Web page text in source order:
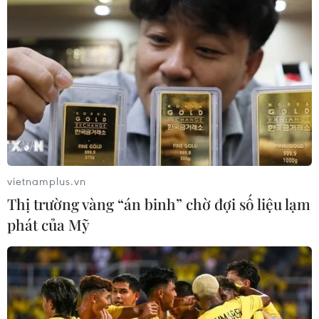
ra tại Chiến dịch 500 ngày đêm.
(TTXVN/Vietnam+)
vietnamplus.vn
Thị trường vàng “án binh” chờ đợi số liệu lạm
phát của Mỹ